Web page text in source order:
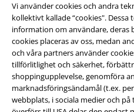
Vi använder cookies och andra
kollektivt kallade “cookies".
information om användare, deras
cookies placeras av oss, medan
och våra partners använder
tillförlitlighet och säkerhet,
shoppingupplevelse, genomföra
marknadsföringsändamål (t.ex.
webbplats, i sociala medier och
Juridisk information/
Villkor